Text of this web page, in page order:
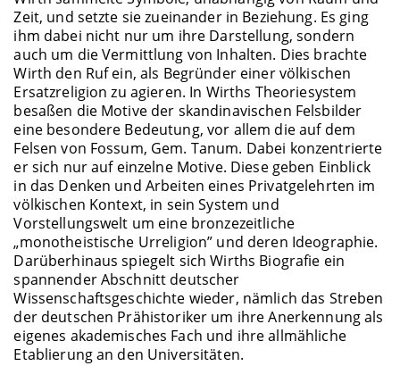
Zeit, und setzte sie zueinander in Beziehung. Es ging
ihm dabei nicht nur um ihre Darstellung, sondern
auch um die Vermittlung von Inhalten. Dies brachte
Wirth den Ruf ein, als Begründer einer völkischen
Ersatzreligion zu agieren. In Wirths Theoriesystem
besaßen die Motive der skandinavischen Felsbilder
eine besondere Bedeutung, vor allem die auf dem
Felsen von Fossum, Gem. Tanum. Dabei konzentrierte
er sich nur auf einzelne Motive. Diese geben Einblick
in das Denken und Arbeiten eines Privatgelehrten im
völkischen Kontext, in sein System und
Vorstellungswelt um eine bronzezeitliche
„monotheistische Urreligion” und deren Ideographie.
Darüberhinaus spiegelt sich Wirths Biografie ein
spannender Abschnitt deutscher
Wissenschaftsgeschichte wieder, nämlich das Streben
der deutschen Prähistoriker um ihre Anerkennung als
eigenes akademisches Fach und ihre allmähliche
Etablierung an den Universitäten.